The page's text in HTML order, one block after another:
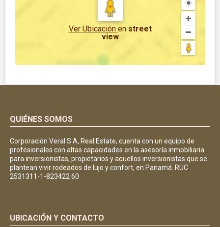
Ver Ubicación en street
view
QUIÉNES SOMOS
Corporación Veral S A, Real Estate, cuenta con un equipo de
profesionales con altas capacidades en la asesoría inmobiliaria
para inversionistas, propietarios y aquellos inversionistas que se
plantean vivir rodeados de lujo y confort, en Panamá. RUC
2531311-1-823422 60
UBICACIÓN Y CONTACTO